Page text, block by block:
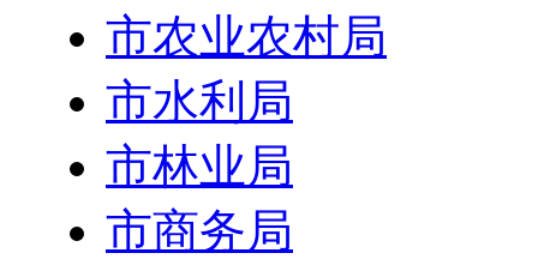
市农业农村局
市水利局
市林业局
市商务局